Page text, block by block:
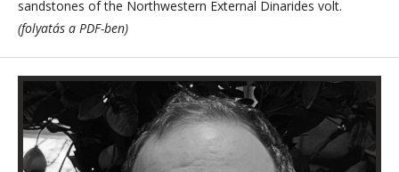
sandstones of the Northwestern External Dinarides volt.
(folyatás a PDF-ben)